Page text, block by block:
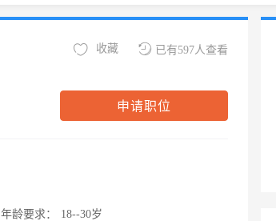
已有597人查看
收藏
申请职位
年龄要求：
18--30岁